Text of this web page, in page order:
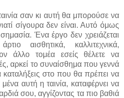
σαν κι αυτή θα μπορούσε να
σίγουρα δεν είναι. Αυτό όμως
Ένα έργο δεν χρειάζεται
αισθητικά, καλλιτεχνικά,
άλλο τομέα εσείς θέλετε να
αρκεί το συναίσθημα που γεννά
στο που θα πρέπει να
αυτή η ταινία, καταφέρνει να
σου, αγγίζοντας τα πιο βαθιά